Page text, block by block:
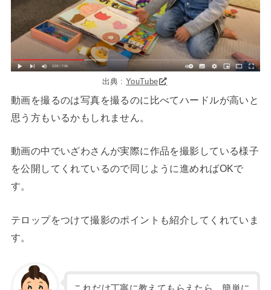
出典 :YouTube
動画を撮るのは写真を撮るのに比べてハードルが高いと
思う方もいるかもしれません。
動画の中でいざわさんが実際に作品を撮影している様子
を公開してくれているので同じように進めればOKで
す。
テロップをつけて撮影のポイントも紹介してくれていま
す。